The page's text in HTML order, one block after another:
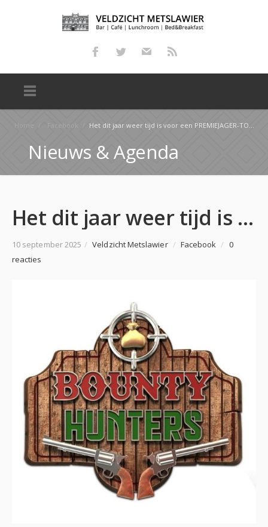
Home Facebook Het dit jaar weer tijd is voor een PREMIEJAGER-TOCHT! Deze zal plaatsvinden op ZATERDAG 8 NOVEMBER 2…
Nieuws & Agenda
Het dit jaar weer tijd is voor een PREMIEJAGER-TOCHT! Deze zal plaatsvinden op ZATERDAG 8 NOVEMBER 2…
10 september 2025 / Veldzicht Metslawier / Facebook / 0
reacties